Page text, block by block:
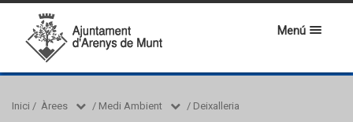
Menú
Inici / Àrees / Medi Ambient / Deixalleria